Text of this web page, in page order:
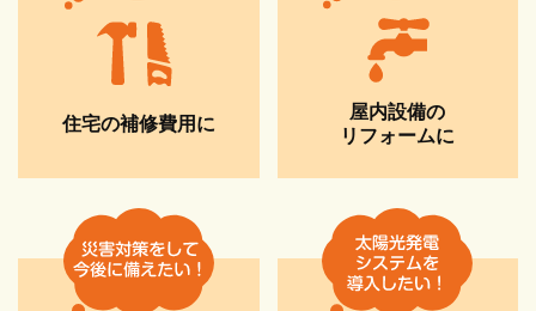
住宅の補修費用に
屋内設備の
リフォームに